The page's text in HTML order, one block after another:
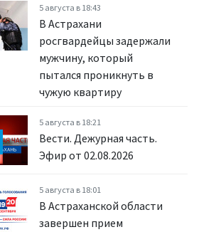
5 августа в 18:43
В Астрахани
росгвардейцы задержали
мужчину, который
пытался проникнуть в
чужую квартиру
5 августа в 18:21
Вести. Дежурная часть.
Эфир от 02.08.2026
5 августа в 18:01
В Астраханской области
завершен прием